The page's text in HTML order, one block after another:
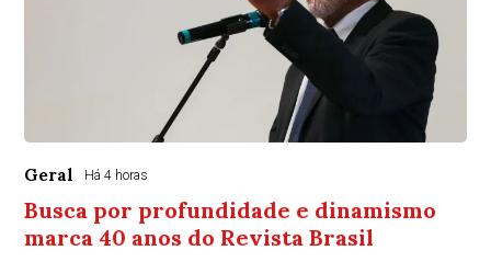
Geral Há 4 horas
Busca por profundidade e dinamismo
marca 40 anos do Revista Brasil